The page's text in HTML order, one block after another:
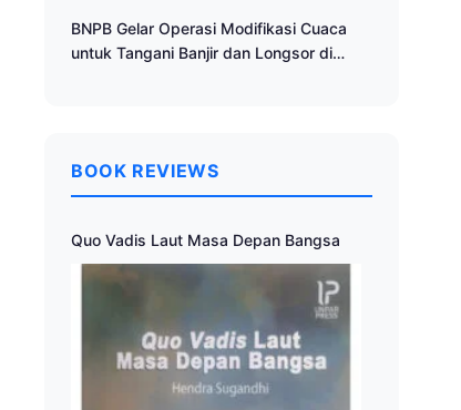
BNPB Gelar Operasi Modifikasi Cuaca
untuk Tangani Banjir dan Longsor di
BOOK REVIEWS
Quo Vadis Laut Masa Depan Bangsa